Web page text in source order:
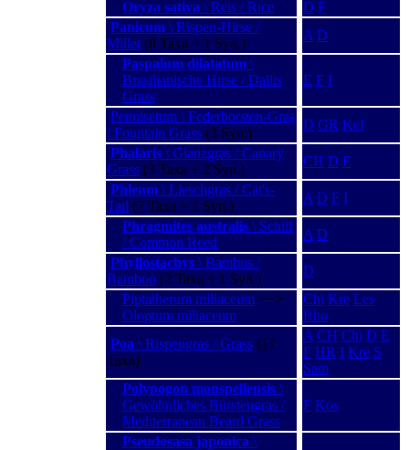
Oryza sativa \ Reis / Rice D F
Panicum \ Rispen-Hirse /
Millet (8 Taxa + 1 Syn.)
A D
Paspalum dilatatum \
Brasilianische Hirse / Dallis
Grass
E F I
Pennisetum \ Federborsten-Gras
/ Fountain Grass (3 Syn.)
D GR Kef
Phalaris \ Glanzgras / Canary
Grass (3 Taxa + 2 Syn.)
CH D F
Phleum \ Lieschgras / Cat's-
Tail (7 Taxa + 1 Syn.)
A D F I
Phragmites australis \ Schilf
/ Common Reed
A D
Phyllostachys \ Bambus /
Bamboo (2 Taxa + 1 Syn.)
D
Piptatherum miliaceum −−>
Oloptum miliaceum
Chi Kre Les
Rho
Poa \ Rispengras / Grass (17
Taxa)
A CH Chi D E
F HR I Kre S
Sam
Polypogon monspeliensis \
Gewöhnliches Bürstengras /
Mediterranean Beard Grass
F Kos
Pseudosasa japonica \